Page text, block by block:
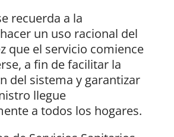
recuerda a la
un uso racional del
que el servicio comience
a fin de facilitar la
del sistema y garantizar
llegue
a todos los hogares.